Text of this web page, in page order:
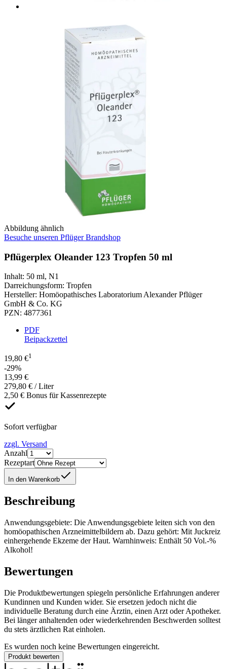
Abbildung ähnlich
Besuche unseren Pflüger Brandshop
Pflügerplex Oleander 123 Tropfen 50 ml
Inhalt: 50 ml, N1
Darreichungsform: Tropfen
Hersteller: Homöopathisches Laboratorium Alexander Pflüger
GmbH & Co. KG
PZN: 4877361
PDF
Beipackzettel
19,80 €1
-29%
13,99 €
279,80 € / Liter
2,50 € Bonus für Kassenrezepte
Sofort verfügbar
zzgl. Versand
Anzahl
Rezeptart
In den Warenkorb
Beschreibung
Anwendungsgebiete: Die Anwendungsgebiete leiten sich von den
homöopathischen Arzneimittelbildern ab. Dazu gehört: Mit Juckreiz
einhergehende Ekzeme der Haut. Warnhinweis: Enthält 50 Vol.-%
Alkohol!
Bewertungen
Die Produktbewertungen spiegeln persönliche Erfahrungen anderer
Kundinnen und Kunden wider. Sie ersetzen jedoch nicht die
individuelle Beratung durch eine Ärztin, einen Arzt oder Apotheker.
Bei länger anhaltenden oder wiederkehrenden Beschwerden solltest
du stets ärztlichen Rat einholen.
Es wurden noch keine Bewertungen eingereicht.
Produkt bewerten